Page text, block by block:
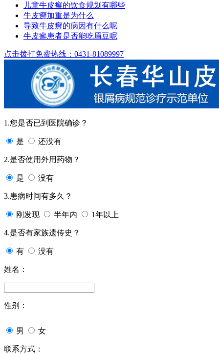
儿童牛皮癣的饮食规划有哪些
牛皮癣加重是为什么
导致牛皮癣的病因有什么呢
牛皮癣患者是否能吃眉豆呢
点击拨打免费热线：0431-81089997
1.您是否已到医院确诊？
是 还没有
2.是否使用外用药物？
是 没有
3.患病时间有多久？
刚发现 半年内 1年以上
4.是否有家族遗传史？
有 没有
姓名：
性别：
男 女
联系方式：